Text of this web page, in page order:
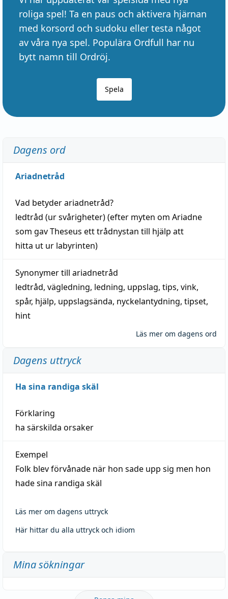
roliga spel! Ta en paus och aktivera hjärnan
med korsord och sudoku eller testa något
av våra nya spel. Populära Ordfull har nu
bytt namn till Ordröj.
Spela
Dagens ord
Ariadnetråd
Vad betyderariadnetråd?
ledtråd (ur svårigheter) (efter myten om Ariadne
som gav Theseus ett trådnystan till hjälp att
hitta ut ur labyrinten)
Synonymer till ariadnetråd
ledtråd, vägledning, ledning, uppslag, tips, vink,
spår, hjälp, uppslagsända, nyckelantydning, tipset,
hint
Läs mer om dagens ord
Dagens uttryck
Ha sina randiga skäl
Förklaring
ha särskilda orsaker
Exempel
Folk blev förvånade när hon sade upp sig men hon
hade sina randiga skäl
Läs mer om dagens uttryck
Här hittar du alla uttryck och idiom
Mina sökningar